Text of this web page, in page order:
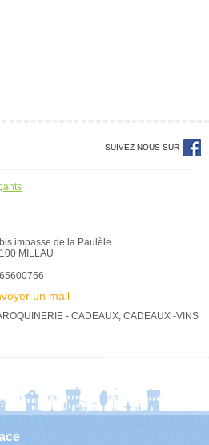
SUIVEZ-NOUS SUR
impasse de la Paulèle
MILLAU
un mail
- CADEAUX, CADEAUX -VINS